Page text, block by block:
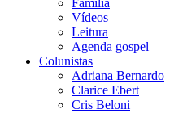
Família
Vídeos
Leitura
Agenda gospel
Colunistas
Adriana Bernardo
Clarice Ebert
Cris Beloni